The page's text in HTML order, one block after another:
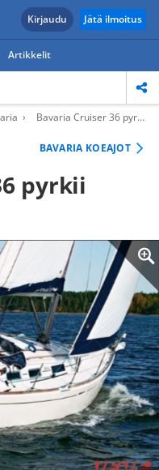
Kirjaudu Jätä ilmoitus
Artikkelit
Bavaria Cruiser 36 pyrkii kohtuuteen
BAVARIA KOEAJOT
pyrkii